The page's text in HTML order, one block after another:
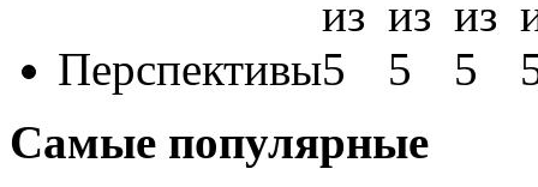
Перспективы
Самые популярные